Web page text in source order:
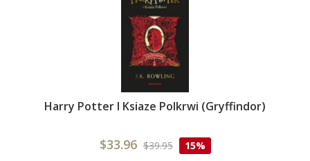
Harry Potter I Ksiaze Polkrwi (Gryffindor)
$33.96 $39.95 15%